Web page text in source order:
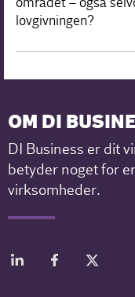
lovgivningen?
OM DI
DI Business er dit
betyder noget for
virksomheder.